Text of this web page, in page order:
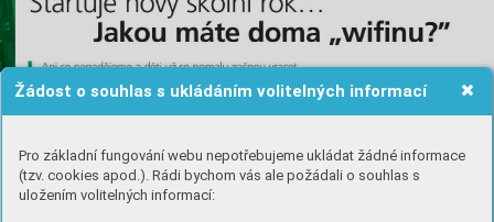
Žádost o souhlas s ukládáním volitelných informací
Pro základní fungování webu nepotřebujeme ukládat žádné informace
(tzv. cookies apod.). Rádi bychom vás ale požádali o souhlas s
uložením volitelných informací: